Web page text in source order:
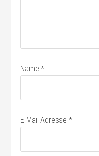
Name*
E-Mail-Adresse*